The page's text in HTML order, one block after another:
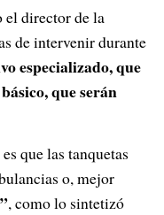
el director de la
de intervenir durante
especializado, que
que serán
que las tanquetas
o, mejor
, como lo sintetizó